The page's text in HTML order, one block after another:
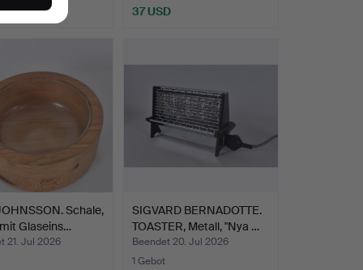
37 USD
Schale,
Glaseins…
21. Jul 2026
SIGVARD BERNADOTTE.
TOASTER, Metall, "Nya …
Beendet 20. Jul 2026
1 Gebot